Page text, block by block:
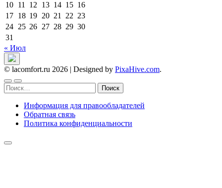
10 11 12 13 14 15 16
17 18 19 20 21 22 23
24 25 26 27 28 29 30
31
« Июл
© lacomfort.ru 2026 | Designed by PixaHive.com.
Найти:
Информация для правообладателей
Обратная связь
Политика конфиденциальности